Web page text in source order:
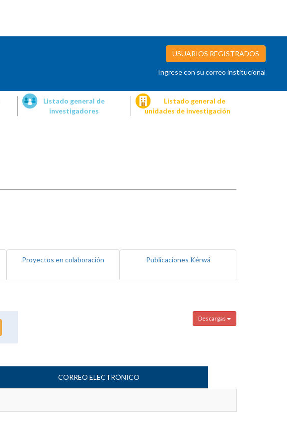
USUARIOS REGISTRADOS
Ingrese con su correo institucional
Listado general de
investigadores
Listado general de
unidades de investigación
Proyectos en colaboración Publicaciones Kérwá
Descargas
CORREO ELECTRÓNICO